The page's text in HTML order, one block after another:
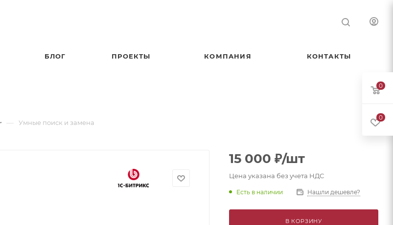
БЛОГ ПРОЕКТЫ КОМПАНИЯ КОНТАКТЫ
— Умные поиск и замена
15 000 ₽/шт
Цена указана без учета НДС
Есть в наличии Нашли дешевле?
В КОРЗИНУ
0
0